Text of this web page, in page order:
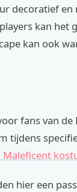
decoratief
kan
kan ook
fans van
tijdens
Maleficent
hier een